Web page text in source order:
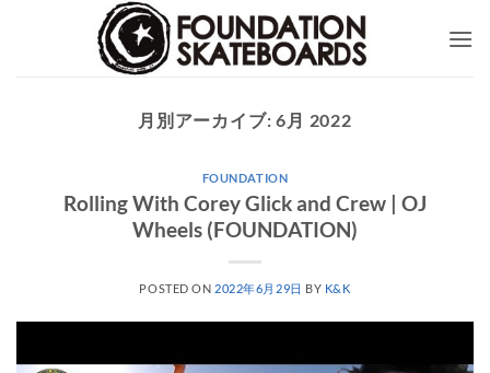
月別アーカイブ:6月 2022
FOUNDATION
Rolling With Corey Glick and Crew | OJ
Wheels (FOUNDATION)
POSTED ON 2022年6月29日 BY K&K